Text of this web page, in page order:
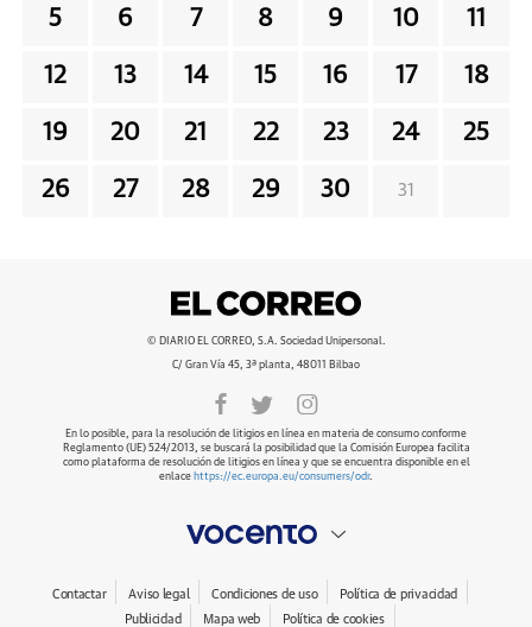
5 6 7 8 9 10 11
12 13 14 15 16 17 18
19 20 21 22 23 24 25
26 27 28 29 30 31
© DIARIO EL CORREO, S.A. Sociedad Unipersonal.
C/ Gran Vía 45, 3ª planta, 48011 Bilbao
En lo posible, para la resolución de litigios en línea en materia de consumo conforme
Reglamento (UE) 524/2013, se buscará la posibilidad que la Comisión Europea facilita
como plataforma de resolución de litigios en línea y que se encuentra disponible en el
enlace https://ec.europa.eu/consumers/odr.
Contactar Aviso legal Condiciones de uso
Política de privacidad
Publicidad
Mapa web Política de cookies